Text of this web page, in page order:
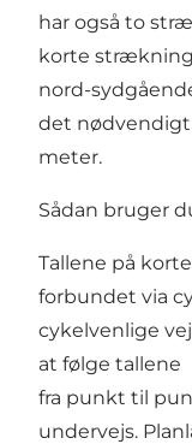
har også to
korte
nord-
det
meter.
Sådan bruger
Tallene på
forbundet via
cykelvenlige
at følge tallene
fra punkt til
undervejs.